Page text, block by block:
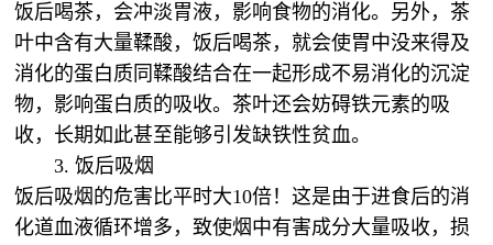
饭后喝茶，会冲淡胃液，影响食物的消化。另外，茶
叶中含有大量鞣酸，饭后喝茶，就会使胃中没来得及
消化的蛋白质同鞣酸结合在一起形成不易消化的沉淀
物，影响蛋白质的吸收。茶叶还会妨碍铁元素的吸
收，长期如此甚至能够引发缺铁性贫血。
3. 饭后吸烟
饭后吸烟的危害比平时大10倍！这是由于进食后的消
化道血液循环增多，致使烟中有害成分大量吸收，损